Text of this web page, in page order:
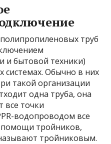
труб
и бытовой техники)
системах. Обычно в них
такой организации
одна труба, она
все точки
водопроводом все
тройников,
тройниковым.